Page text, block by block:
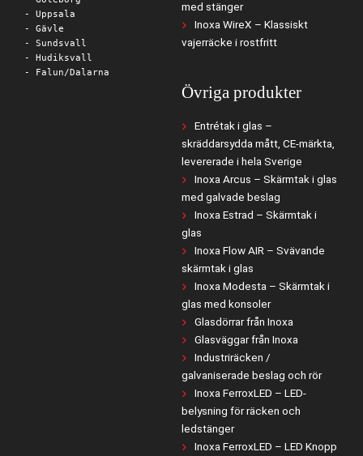
- Uppsala
- Gävle
- Sundsvall
- Hudiksvall
- Falun/Dalarna
med stänger
Inoxa WireX – Klassiskt
vajerräcke i rostfritt
Övriga produkter
Entrétak i glas –
skräddarsydda mått, CE-märkta,
levererade i hela Sverige
Inoxa Arcus – Skärmtak i glas
med galvade beslag
Inoxa Estrad – Skärmtak i
glas
Inoxa Flow AIR – Svävande
skärmtak i glas
Inoxa Modesta – Skärmtak i
glas med konsoler
Glasdörrar från Inoxa
Glasväggar från Inoxa
Industriräcken /
galvaniserade beslag och rör
Inoxa FerroxLED – LED-
belysning för räcken och
ledstänger
Inoxa FerroxLED – LED Knopp